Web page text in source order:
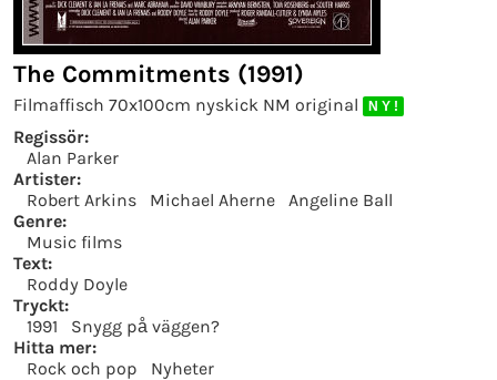
The Commitments (1991)
Filmaffisch 70x100cm nyskick NM original N Y !
Regissör:
Alan Parker
Artister:
Robert Arkins
Michael Aherne
Angeline Ball
Genre:
Music films
Text:
Roddy Doyle
Tryckt:
1991
Snygg på väggen?
Hitta mer:
Rock och pop
Nyheter